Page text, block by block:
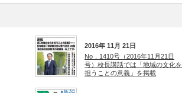
2016年 11月 21日
No．1410号（2016年11月21日
号）校長講話では「地域の文化を
担うことの意義」を掲載